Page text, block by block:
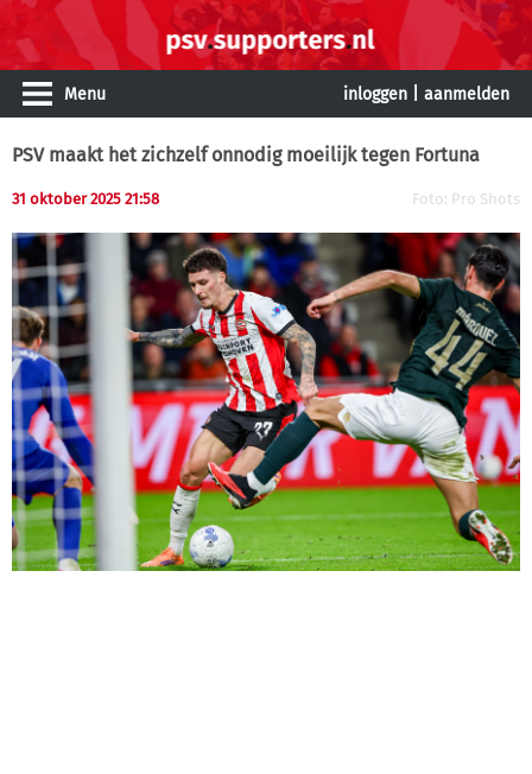
Menu inloggen aanmelden
PSV maakt het zichzelf onnodig moeilijk tegen Fortuna
31 oktober 2025 21:58 Foto: Pro Shots